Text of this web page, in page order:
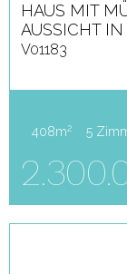
HAUS MIT
AUSSICHT
V01183
408m2 5